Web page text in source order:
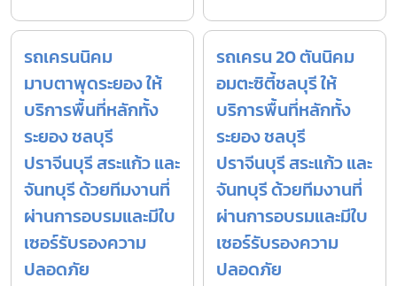
รถเครนนิคม
มาบตาพุดระยอง ให้
บริการพื้นที่หลักทั้ง
ระยอง ชลบุรี
ปราจีนบุรี สระแก้ว และ
จันทบุรี ด้วยทีมงานที่
ผ่านการอบรมและมีใบ
เซอร์รับรองความ
ปลอดภัย
รถเครน 20 ตันนิคม
อมตะซิตี้ชลบุรี ให้
บริการพื้นที่หลักทั้ง
ระยอง ชลบุรี
ปราจีนบุรี สระแก้ว และ
จันทบุรี ด้วยทีมงานที่
ผ่านการอบรมและมีใบ
เซอร์รับรองความ
ปลอดภัย